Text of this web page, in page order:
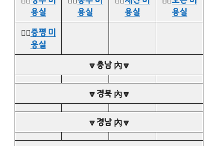
용실
용실
용실
용실
👉🏻증평 미
용실
🔽충남 內🔽
🔽경북 內🔽
🔽경남 內🔽